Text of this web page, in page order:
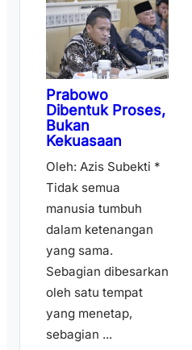
Prabowo
Dibentuk Proses,
Bukan
Kekuasaan
Oleh: Azis Subekti *
Tidak semua
manusia tumbuh
dalam ketenangan
yang sama.
Sebagian dibesarkan
oleh satu tempat
yang menetap,
sebagian ...